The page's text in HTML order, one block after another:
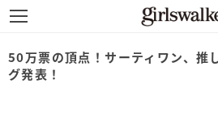
50万票の頂点！サーティワン、推
グ発表！